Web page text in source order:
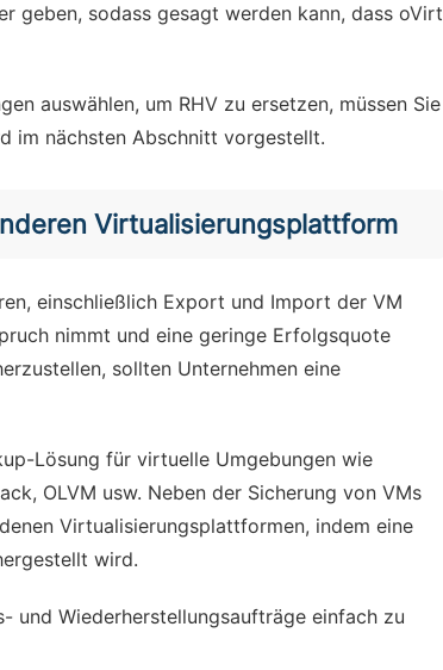
geben, sodass gesagt werden kann, dass oVirt
auswählen, um RHV zu ersetzen, müssen Sie
im nächsten Abschnitt vorgestellt.
Virtualisierungsplattform
einschließlich Export und Import der VM
nimmt und eine geringe Erfolgsquote
sollten Unternehmen eine
Lösung für virtuelle Umgebungen wie
OLVM usw. Neben der Sicherung von VMs
Virtualisierungsplattformen, indem eine
wird.
und Wiederherstellungsaufträge einfach zu